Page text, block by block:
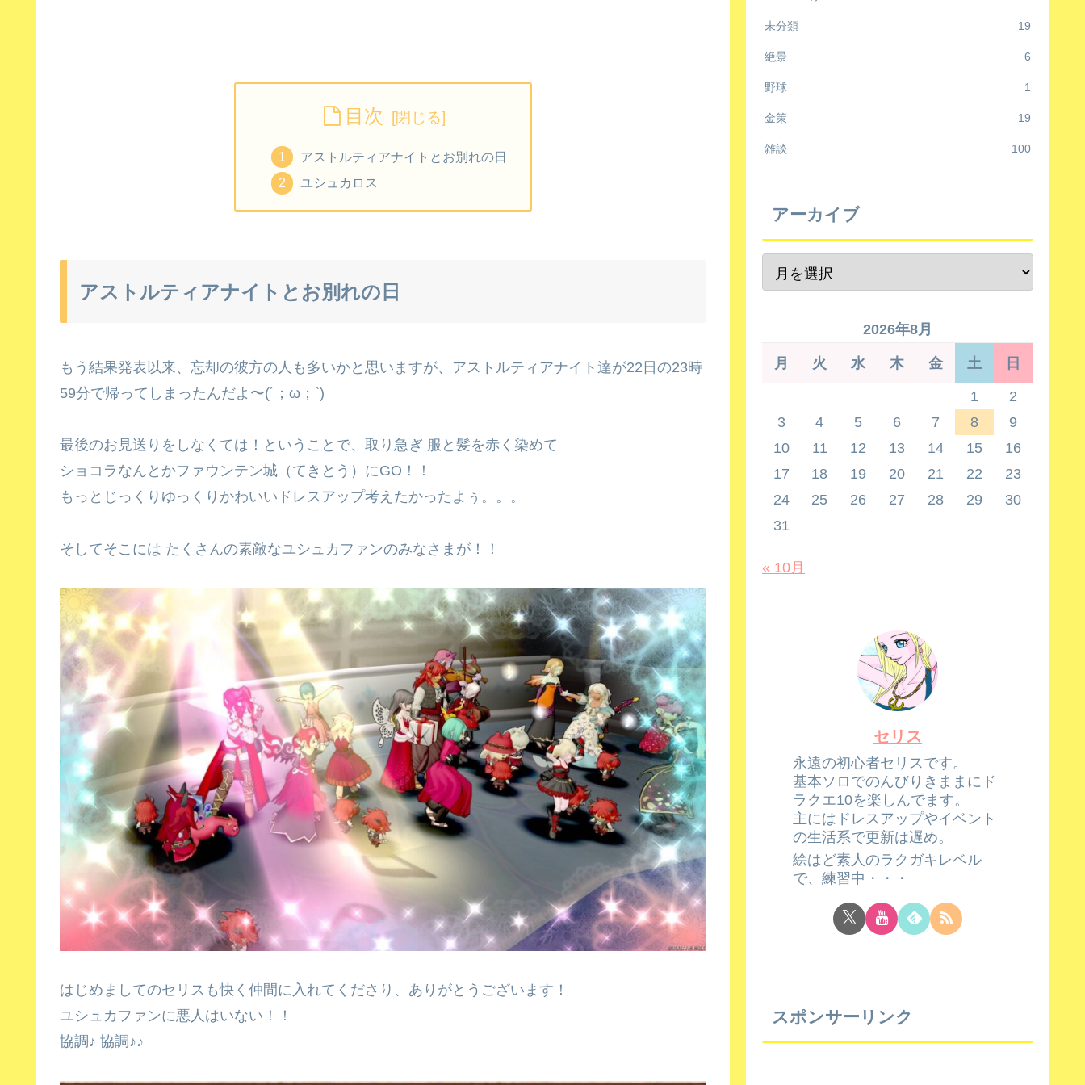
目次
アストルティアナイトとお別れの日
ユシュカロス
アストルティアナイトとお別れの日
もう結果発表以来、忘却の彼方の人も多いかと思いますが、アストルティアナイト達が22日の23時
59分で帰ってしまったんだよ〜(´；ω；`)
最後のお見送りをしなくては！ということで、取り急ぎ 服と髪を赤く染めて
ショコラなんとかファウンテン城（てきとう）にGO！！
もっとじっくりゆっくりかわいいドレスアップ考えたかったよぅ。。。
そしてそこには たくさんの素敵なユシュカファンのみなさまが！！
はじめましてのセリスも快く仲間に入れてくださり、ありがとうございます！
ユシュカファンに悪人はいない！！
協調♪ 協調♪♪
未分類 19
絶景 6
野球 1
金策 19
雑談 100
アーカイブ
2026年8月
月 火 水 木 金 土 日
1
2
3
4 5 6 7 8
9
10
11 12 13 14 15
16
17
18 19 20 21 22
23
24
25 26 27 28 29
30
31
« 10月
セリス
永遠の初心者セリスです。
基本ソロでのんびりきままにド
ラクエ10を楽しんでます。
主にはドレスアップやイベント
の生活系で更新は遅め。
絵はど素人のラクガキレベル
で、練習中・・・
スポンサーリンク